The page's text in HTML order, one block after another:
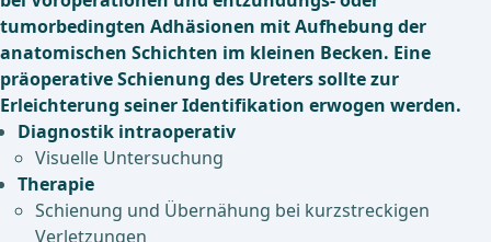
tumorbedingten Adhäsionen mit Aufhebung der
anatomischen Schichten im kleinen Becken. Eine
präoperative Schienung des Ureters sollte zur
Erleichterung seiner Identifikation erwogen werden.
Diagnostik intraoperativ
Visuelle Untersuchung
Therapie
Schienung und Übernähung bei kurzstreckigen
Verletzungen